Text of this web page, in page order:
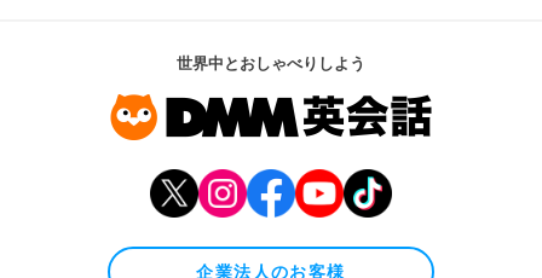
世界中とおしゃべりしよう
企業法人のお客様